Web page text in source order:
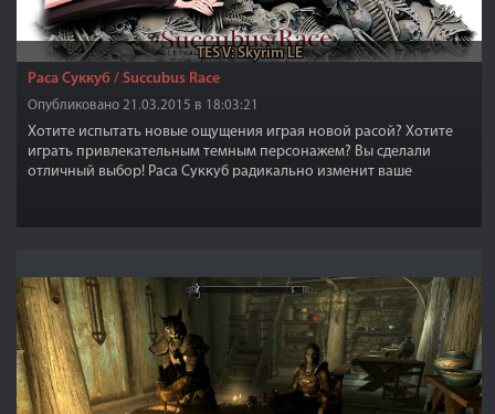
TES V: Skyrim LE
Раса Суккуб / Succubus Race
Опубликовано 21.03.2015 в 18:03:21
Хотите испытать новые ощущения играя новой расой? Хотите
играть привлекательным темным персонажем? Вы сделали
отличный выбор! Раса Суккуб радикально изменит ваше